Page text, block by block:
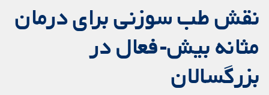
نقش طب سوزنی برای درمان
مثانه بیش-فعال در
بزرگسالان